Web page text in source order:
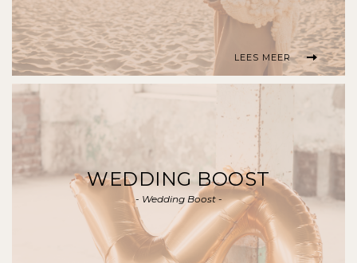
LEES MEER
WEDDING BOOST
- Wedding Boost -